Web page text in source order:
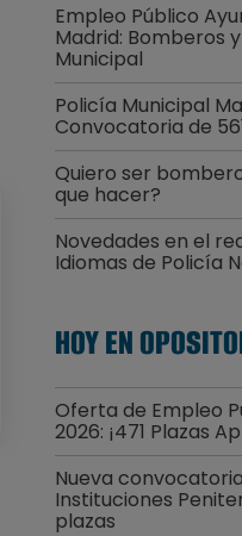
Empleo Público
Madrid: Bomberos
Municipal
Policía Municipal
Convocatoria de
Quiero ser
que hacer?
Novedades en el
Idiomas de Policía
HOY EN
Oferta de Empleo
2026: ¡471 Plazas
Nueva
Instituciones
plazas